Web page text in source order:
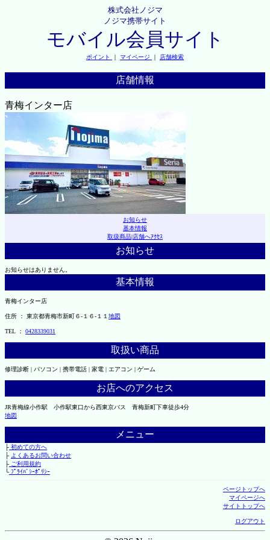
株式会社ノジマ
ノジマ携帯サイト
モバイル会員サイト
ポイント ｜ マイページ ｜ 店舗検索
店舗情報
青梅インター店
お知らせ
基本情報
取扱商品|店舗へｱｸｾｽ
お知らせ
お知らせはありません。
基本情報
青梅インター店
住所 ： 東京都青梅市新町６-１６-１１ 地図
TEL ： 0428339031
取扱い商品
修理診断 | パソコン | 携帯電話 | 家電 | エアコン | ゲーム
お店へのアクセス
JR青梅線小作駅 小作駅東口から西東京バス 青梅新町下車徒歩4分
地図
メニュー
├初めての方へ
├ よくあるお問い合わせ
├ご利用規約
└ﾌﾟﾗｲﾊﾞｼｰﾎﾟﾘｼｰ
ページトップへ
マイページへ
サイトトップへ
ログアウト